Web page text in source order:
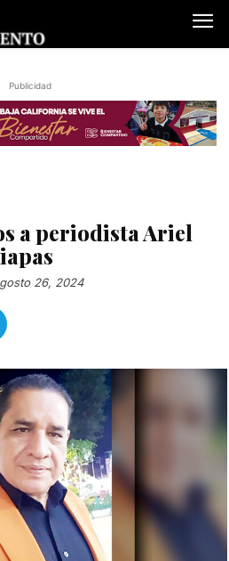
Publicidad
a periodista Ariel
26, 2024